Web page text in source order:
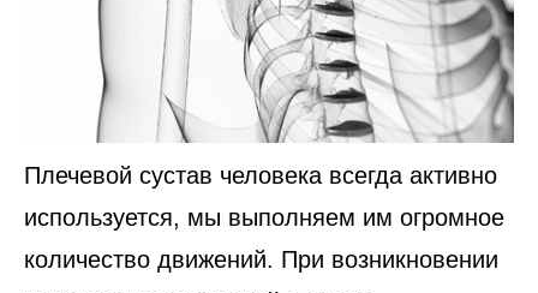
Плечевой сустав человека всегда активно
используется, мы выполняем им огромное
количество движений. При возникновении